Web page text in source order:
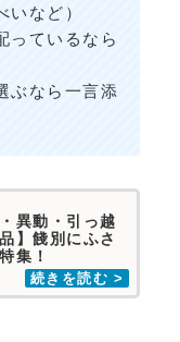
など）
っているなら
ぶなら一言添
異動・引っ越
】餞別にふさ
集！